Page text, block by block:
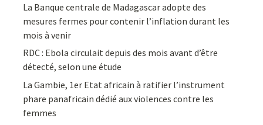
La Banque centrale de Madagascar adopte des
mesures fermes pour contenir l’inflation durant les
mois à venir
RDC : Ebola circulait depuis des mois avant d’être
détecté, selon une étude
La Gambie, 1er Etat africain à ratifier l’instrument
phare panafricain dédié aux violences contre les
femmes